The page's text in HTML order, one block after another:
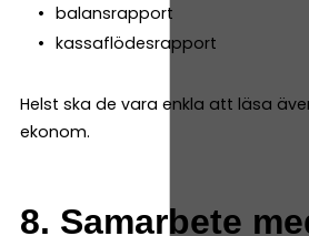
balansrapport
kassaflödesrapport
Helst ska de vara enkla att läsa
ekonom.
8. Samarbete